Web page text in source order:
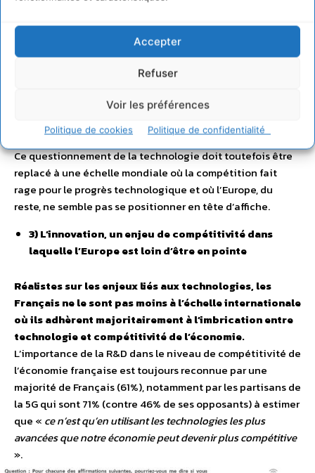
Accepter
Refuser
Voir les préférences
Politique de cookies Politique de confidentialité
Ce questionnement de la technologie doit toutefois être
replacé à une échelle mondiale où la compétition fait
rage pour le progrès technologique et où l’Europe, du
reste, ne semble pas se positionner en tête d’affiche.
3) L’innovation, un enjeu de compétitivité dans
laquelle l’Europe est loin d’être en pointe
Réalistes sur les enjeux liés aux technologies, les
Français ne le sont pas moins à l’échelle internationale
où ils adhèrent majoritairement à l’imbrication entre
technologie et compétitivité de l’économie.
L’importance de la R&D dans le niveau de compétitivité de
l’économie française est toujours reconnue par une
majorité de Français (61%), notamment par les partisans de
la 5G qui sont 71% (contre 46% de ses opposants) à estimer
que « ce n’est qu’en utilisant les technologies les plus
avancées que notre économie peut devenir plus compétitive
».